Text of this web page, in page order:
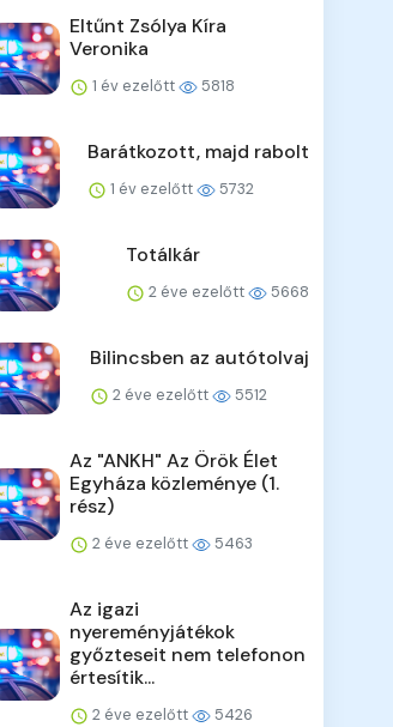
Eltűnt Zsólya Kíra
Veronika
1 év ezelőtt 5818
Barátkozott, majd rabolt
1 év ezelőtt 5732
Totálkár
2 éve ezelőtt 5668
Bilincsben az autótolvaj
2 éve ezelőtt 5512
Az "ANKH" Az Örök Élet
Egyháza közleménye (1.
rész)
2 éve ezelőtt 5463
Az igazi
nyereményjátékok
győzteseit nem telefonon
értesítik...
2 éve ezelőtt 5426